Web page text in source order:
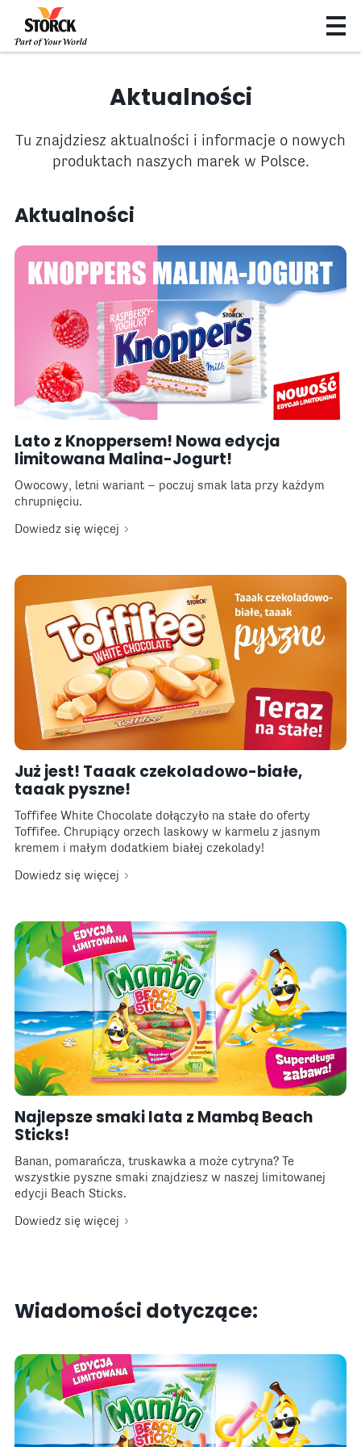
Aktualności
Tu znajdziesz aktualności i informacje o nowych
produktach naszych marek w Polsce.
Aktualności
Lato z Knoppersem! Nowa edycja
limitowana Malina-Jogurt!
Owocowy, letni wariant – poczuj smak lata przy każdym
chrupnięciu.
Dowiedz się więcej
Już jest! Taaak czekoladowo-białe,
taaak pyszne!
Toffifee White Chocolate dołączyło na stałe do oferty
Toffifee. Chrupiący orzech laskowy w karmelu z jasnym
kremem i małym dodatkiem białej czekolady!
Dowiedz się więcej
Najlepsze smaki lata z Mambą Beach
Sticks!
Banan, pomarańcza, truskawka a może cytryna? Te
wszystkie pyszne smaki znajdziesz w naszej limitowanej
edycji Beach Sticks.
Dowiedz się więcej
Wiadomości dotyczące: